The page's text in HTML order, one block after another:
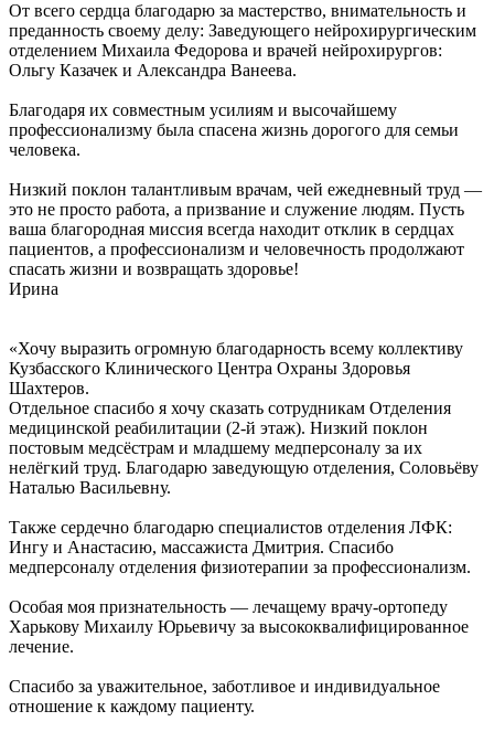
От всего сердца благодарю за мастерство, внимательность и
преданность своему делу: Заведующего нейрохирургическим
отделением Михаила Федорова и врачей нейрохирургов:
Ольгу Казачек и Александра Ванеева.
Благодаря их совместным усилиям и высочайшему
профессионализму была спасена жизнь дорогого для семьи
человека.
Низкий поклон талантливым врачам, чей ежедневный труд —
это не просто работа, а призвание и служение людям. Пусть
ваша благородная миссия всегда находит отклик в сердцах
пациентов, а профессионализм и человечность продолжают
спасать жизни и возвращать здоровье!
Ирина
«Хочу выразить огромную благодарность всему коллективу
Кузбасского Клинического Центра Охраны Здоровья
Шахтеров.
Отдельное спасибо я хочу сказать сотрудникам Отделения
медицинской реабилитации (2-й этаж). Низкий поклон
постовым медсёстрам и младшему медперсоналу за их
нелёгкий труд. Благодарю заведующую отделения, Соловьёву
Наталью Васильевну.
Также сердечно благодарю специалистов отделения ЛФК:
Ингу и Анастасию, массажиста Дмитрия. Спасибо
медперсоналу отделения физиотерапии за профессионализм.
Особая моя признательность — лечащему врачу-ортопеду
Харькову Михаилу Юрьевичу за высококвалифицированное
лечение.
Спасибо за уважительное, заботливое и индивидуальное
отношение к каждому пациенту.